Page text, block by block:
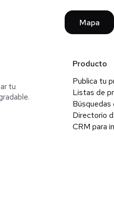
Mapa
tu
Producto
Publica tu
Listas de
Búsquedas
Directorio
CRM para